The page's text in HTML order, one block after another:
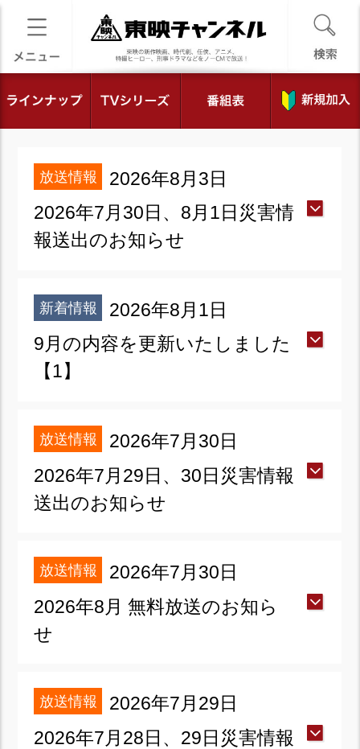
放送情報
2026年8月3日
2026年7月30日、8月1日災害情
報送出のお知らせ
新着情報
2026年8月1日
9月の内容を更新いたしました
【1】
放送情報
2026年7月30日
2026年7月29日、30日災害情報
送出のお知らせ
放送情報
2026年7月30日
2026年8月 無料放送のお知ら
せ
放送情報
2026年7月29日
2026年7月28日、29日災害情報